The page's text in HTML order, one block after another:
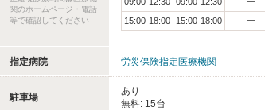
関のホームページ・電話
等で確認してください
15:00-18:00
15:00-18:00 ー
指定病院 労災保険指定医療機関
駐車場
あり
無料: 15台